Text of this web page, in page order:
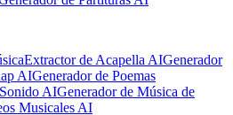
Extractor de Acapella AIGenerador
AIGenerador de Poemas
AIGenerador de Música de
Musicales AI